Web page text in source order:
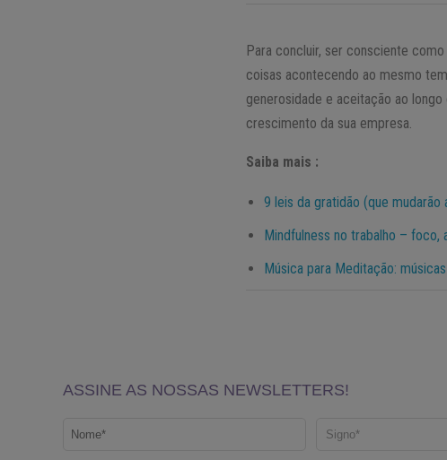
Para concluir, ser consciente
coisas acontecendo ao mesmo
generosidade e aceitação ao
crescimento da sua empresa.
Saiba mais :
9 leis da gratidão (que mudarão
Mindfulness no trabalho – foco,
Música para Meditação: